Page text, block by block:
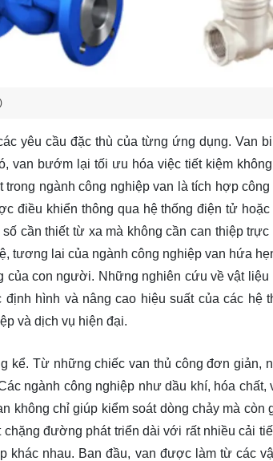
yêu cầu đặc thù của từng ứng dụng. Van
van bướm lại tối ưu hóa việc tiết kiệm
ngành công nghiệp van là tích hợp
điều khiển thông qua hệ thống điện tử hoặc
cần thiết từ xa mà không cần can thiệp trực
tương lai của ngành công nghiệp van hứa
của con người. Những nghiên cứu về vật liệu
hình và nâng cao hiệu suất của các hệ
và dịch vụ hiện đại.
kể. Từ những chiếc van thủ công đơn giản,
ngành công nghiệp như dầu khí, hóa chất,
không chỉ giúp kiểm soát dòng chảy mà còn
đường phát triển dài với rất nhiều cải
khác nhau. Ban đầu, van được làm từ các